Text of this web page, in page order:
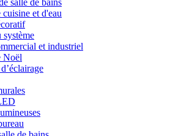
salle de bains
cuisine et d'eau
système
et industriel
Noël